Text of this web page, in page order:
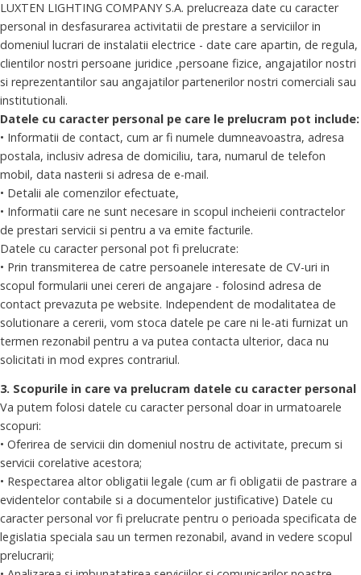
LUXTEN LIGHTING COMPANY S.A. prelucreaza date cu caracter
personal in desfasurarea activitatii de prestare a serviciilor in
domeniul lucrari de instalatii electrice - date care apartin, de regula,
clientilor nostri persoane juridice ,persoane fizice, angajatilor nostri
si reprezentantilor sau angajatilor partenerilor nostri comerciali sau
institutionali.
Datele cu caracter personal pe care le prelucram pot include:
• Informatii de contact, cum ar fi numele dumneavoastra, adresa
postala, inclusiv adresa de domiciliu, tara, numarul de telefon
mobil, data nasterii si adresa de e-mail.
• Detalii ale comenzilor efectuate,
• Informatii care ne sunt necesare in scopul incheierii contractelor
de prestari servicii si pentru a va emite facturile.
Datele cu caracter personal pot fi prelucrate:
• Prin transmiterea de catre persoanele interesate de CV-uri in
scopul formularii unei cereri de angajare - folosind adresa de
contact prevazuta pe website. Independent de modalitatea de
solutionare a cererii, vom stoca datele pe care ni le-ati furnizat un
termen rezonabil pentru a va putea contacta ulterior, daca nu
solicitati in mod expres contrariul.
3. Scopurile in care va prelucram datele cu caracter personal
Va putem folosi datele cu caracter personal doar in urmatoarele
scopuri:
• Oferirea de servicii din domeniul nostru de activitate, precum si
servicii corelative acestora;
• Respectarea altor obligatii legale (cum ar fi obligatii de pastrare a
evidentelor contabile si a documentelor justificative) Datele cu
caracter personal vor fi prelucrate pentru o perioada specificata de
legislatia speciala sau un termen rezonabil, avand in vedere scopul
prelucrarii;